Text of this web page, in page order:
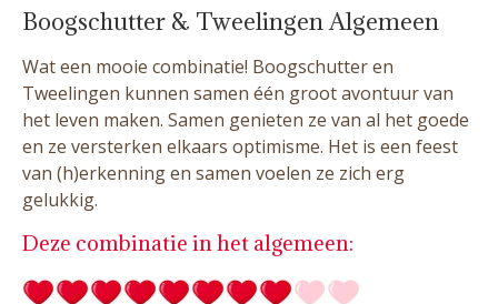
Boogschutter & Tweelingen Algemeen
Wat een mooie combinatie! Boogschutter en
Tweelingen kunnen samen één groot avontuur van
het leven maken. Samen genieten ze van al het goede
en ze versterken elkaars optimisme. Het is een feest
van (h)erkenning en samen voelen ze zich erg
gelukkig.
Deze combinatie in het algemeen: